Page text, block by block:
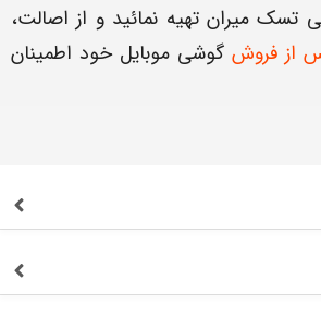
تسک میران تهیه نمائید و از اصالت،
از فروش گوشی موبایل خود اطمینان